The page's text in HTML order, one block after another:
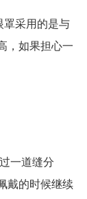
罩采用的是与
，如果担心一
一道缝分
戴的时候继续